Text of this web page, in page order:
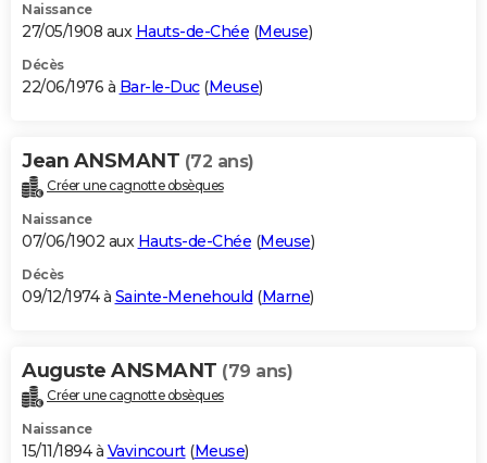
Naissance
27/05/1908 aux Hauts-de-Chée (Meuse)
Décès
22/06/1976 à Bar-le-Duc(Meuse)
Jean ANSMANT (72 ans)
Créer une cagnotte obsèques
Naissance
07/06/1902 aux Hauts-de-Chée (Meuse)
Décès
09/12/1974 à Sainte-Menehould (Marne)
Auguste ANSMANT (79 ans)
Créer une cagnotte obsèques
Naissance
15/11/1894 à Vavincourt(Meuse)